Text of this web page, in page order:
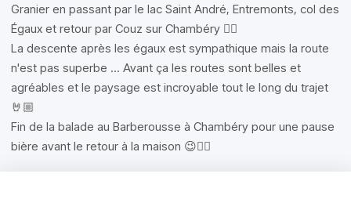
Granier en passant par le lac Saint André, Entremonts, col des
Égaux et retour par Couz sur Chambéry 👌🏼
La descente après les égaux est sympathique mais la route
n'est pas superbe ... Avant ça les routes sont belles et
agréables et le paysage est incroyable tout le long du trajet
🤘🏼
Fin de la balade au Barberousse à Chambéry pour une pause
bière avant le retour à la maison 😉👌🏼